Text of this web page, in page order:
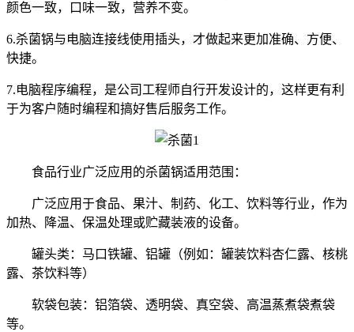
颜色一致，口味一致，营养不变。
6.杀菌锅与电脑连接线使用插头，才做起来更加准确、方便、
快捷。
7.电脑程序编程，是公司工程师自行开发设计的，这样更有利
于为客户随时编程和搞好售后服务工作。
食品行业广泛应用的杀菌锅适用范围：
广泛应用于食品、果汁、制药、化工、饮料等行业，作为
加热、降温、保温处理或贮藏装液的设备。
罐头类：马口铁罐、铝罐（例如：罐装饮料杏仁露、核桃
露、茶饮料等）
软袋包装：铝箔袋、透明袋、真空袋、高温蒸煮袋煮袋
等。